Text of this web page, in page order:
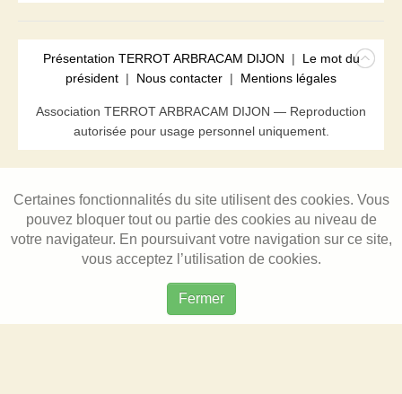
Présentation TERROT ARBRACAM DIJON | Le mot du
président | Nous contacter | Mentions légales
Association TERROT ARBRACAM DIJON — Reproduction
autorisée pour usage personnel uniquement.
Certaines fonctionnalités du site utilisent des cookies. Vous
pouvez bloquer tout ou partie des cookies au niveau de
votre navigateur. En poursuivant votre navigation sur ce site,
vous acceptez l’utilisation de cookies.
Fermer